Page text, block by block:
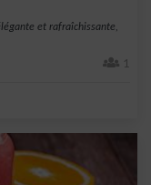
et rafraîchissante,
1